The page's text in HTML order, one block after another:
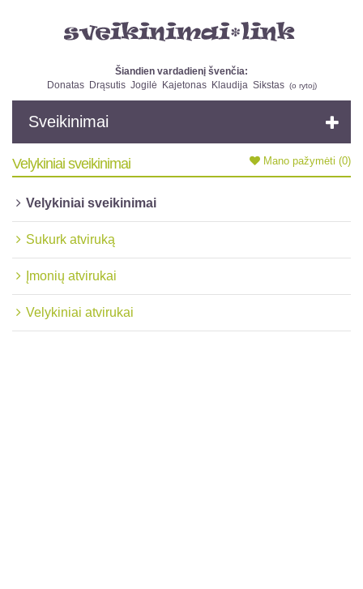
Šiandien vardadienį švenčia:
Donatas
Drąsutis Jogilė Kajetonas Klaudija Sikstas (o rytoj)
Sveikinimai
Mano pažymėti (0)
Velykiniai sveikinimai
Velykiniai sveikinimai
Sukurk atviruką
Įmonių atvirukai
Velykiniai atvirukai